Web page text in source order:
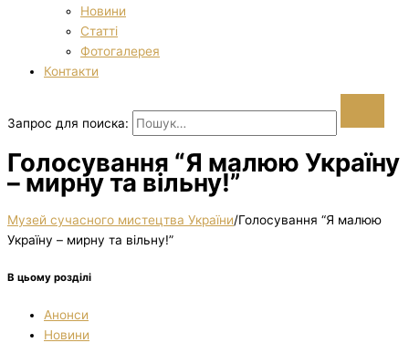
Новини
Статті
Фотогалерея
Контакти
Запрос для поиска:
Голосування “Я малюю Україну
– мирну та вільну!”
Музей сучасного мистецтва України/Голосування “Я малюю
Україну – мирну та вільну!”
В цьому розділі
Анонси
Новини